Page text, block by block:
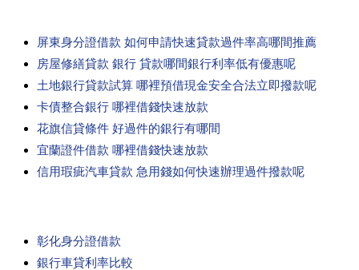
屏東身分證借款 如何申請快速貸款過件率高哪間推薦
房屋修繕貸款 銀行 貸款哪間銀行利率低有優惠呢
土地銀行貸款試算 哪裡預借現金安全合法立即撥款呢
卡債整合銀行 哪裡借錢快速放款
花旗信貸條件 好過件的銀行有哪間
宜蘭證件借款 哪裡借錢快速放款
信用瑕疵汽車貸款 急用錢如何快速辦理過件撥款呢
彰化身分證借款
銀行車貸利率比較